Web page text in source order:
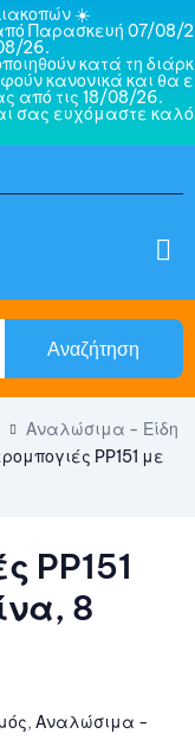
☀️
Παρασκευή 07/08/2
26.
κατά τη διάρκ
κανονικά και θα ε
από τις 18/08/26.
σας ευχόμαστε καλό
Αναζήτηση
Αναλώσιμα - Είδη
PP151 με
PP151
8
, Αναλώσιμα -